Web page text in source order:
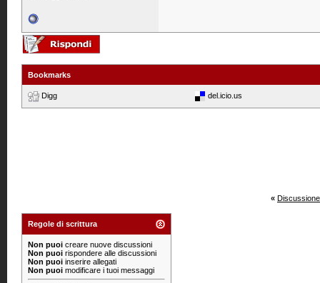
Bookmarks
Digg del.icio.us
«
Regole di scrittura
Non puoi creare nuove discussioni
Non puoi rispondere alle discussioni
Non puoi inserire allegati
Non puoi modificare i tuoi messaggi